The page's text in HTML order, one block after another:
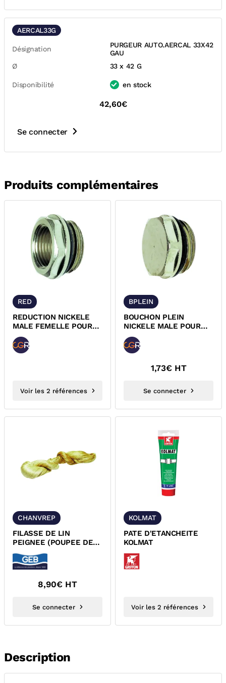
AERCAL33G
Désignation
PURGEUR AUTO.AERCAL 33X42
GAU
Ø
33 x 42 G
Disponibilité en stock
42,60€
Se connecter
Produits complémentaires
RED
REDUCTION NICKELE
MALE FEMELLE POUR
RADIATEUR
Voir les 2 références
BPLEIN
BOUCHON PLEIN
NICKELE MALE POUR
RADIATEUR
1,73€ HT
Se connecter
CHANVREP
FILASSE DE LIN
PEIGNEE (POUPEE DE
CHANVRE) CHANVREP
8,90€ HT
Se connecter
KOLMAT
PATE D'ETANCHEITE
KOLMAT
Voir les 2 références
Description